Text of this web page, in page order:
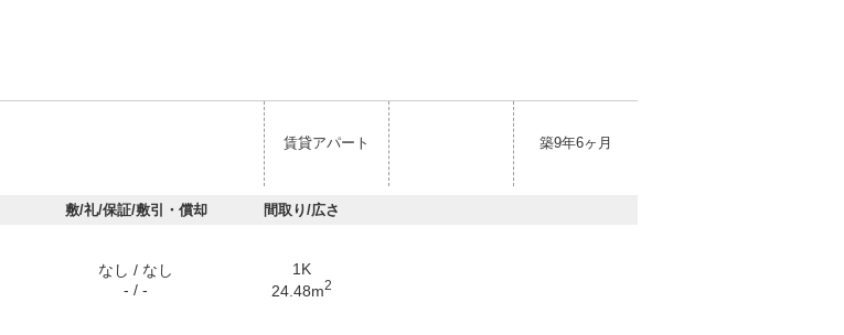
賃貸アパート 築9年6ヶ月
敷/礼/保証/敷引・償却 間取り/広さ
なし / なし
- / -
1K
24.48m2